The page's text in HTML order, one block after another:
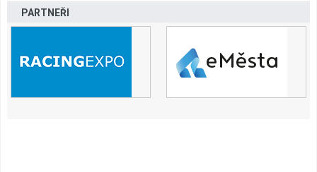
PARTNEŘI